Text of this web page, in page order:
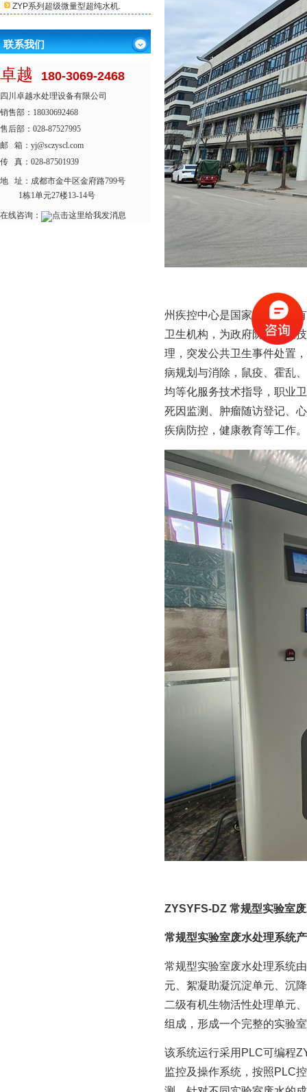
ZYP系列超级微量型超纯水机.
联系我们
卓越 180-3069-2468
四川卓越水处理设备有限公司
销售部：18030692468
售后部：028-87527995
邮 箱：yj@sczyscl.com
传 真：028-87501939
地 址： 成都市金牛区金府路799号
1栋1单元27楼13-14号
在线咨询：
州疾控中心是国家设立的具
卫生机构，为政府防病提供
理，突发公共卫生事件处置
病规划与消除，鼠疫、霍乱
均等化服务技术指导，职业
死因监测、肿瘤随访登记、
疾病防控，健康教育等工作。
ZYSYFS-DZ 常规型实验室
常规型实验室废水处理系统
常规型实验室废水处理系统
元、絮凝助凝沉淀单元、沉
二级有机生物活性处理单元
组成，形成一个完整的实验
该系统运行采用PLC可编程
监控及操作系统，按照PLC